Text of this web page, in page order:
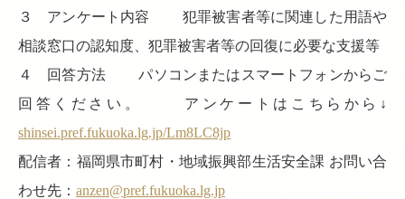
３ アンケート内容 犯罪被害者等に関連した用語や
相談窓口の認知度、犯罪被害者等の回復に必要な支援等
４ 回答方法 パソコンまたはスマートフォンからご
回答ください。 アンケートはこちらから↓
shinsei.pref.fukuoka.lg.jp/Lm8LC8jp
配信者：福岡県市町村・地域振興部生活安全課 お問い合
わせ先： anzen@pref.fukuoka.lg.jp